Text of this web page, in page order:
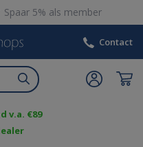
Spaar 5% als member
Contact
v.a. €89